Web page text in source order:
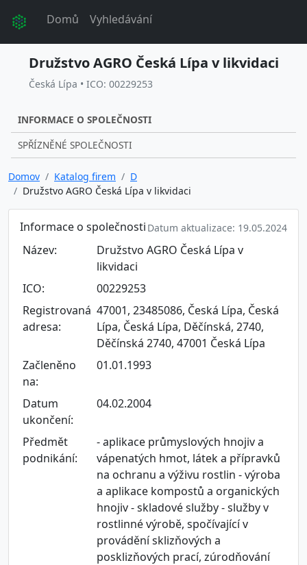
Domů Vyhledávání
Družstvo AGRO Česká Lípa v likvidaci
Česká Lípa • ICO: 00229253
INFORMACE O SPOLEČNOSTI
SPŘÍZNĚNÉ SPOLEČNOSTI
Domov Katalog firem
D
Družstvo AGRO Česká Lípa v likvidaci
Informace o společnosti Datum aktualizace: 19.05.2024
Název:
Družstvo AGRO Česká Lípa v
likvidaci
ICO:
00229253
Registrovaná
adresa:
47001, 23485086, Česká Lípa, Česká
Lípa, Česká Lípa, Děčínská, 2740,
Děčínská 2740, 47001 Česká Lípa
Začleněno
na:
01.01.1993
Datum
ukončení:
04.02.2004
Předmět
podnikání:
- aplikace průmyslových hnojiv a
vápenatých hmot, látek a přípravků
na ochranu a výživu rostlin - výroba
a aplikace kompostů a organických
hnojiv - skladové služby - služby v
rostlinné výrobě, spočívající v
provádění sklizňových a
posklizňových prací, zúrodňování